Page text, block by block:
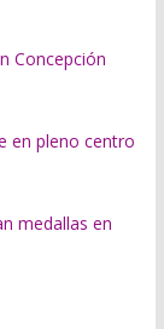
Concepción
en pleno centro
medallas en